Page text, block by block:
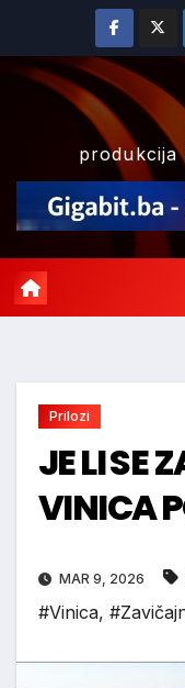
content
produkcija
Prilozi
JE LI SE
VINICA
MAR 9, 2026
#Vinica,